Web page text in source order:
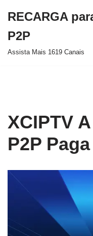
para
o
RECARGA
P2P
Assista Mais 1619 Canais
XCIPTV
P2P Paga